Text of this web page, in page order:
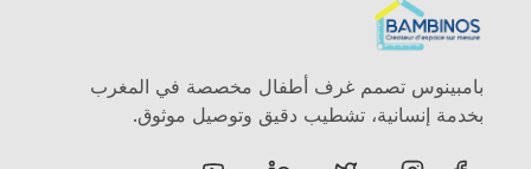
بامبينوس تصمم غرف أطفال مخصصة في المغرب
بخدمة إنسانية، تشطيب دقيق وتوصيل موثوق.